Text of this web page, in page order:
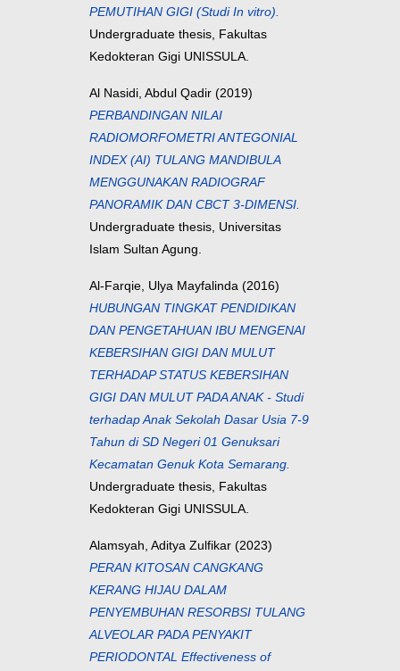
PEMUTIHAN GIGI (Studi In vitro).
Undergraduate thesis, Fakultas
Kedokteran Gigi UNISSULA.
Al Nasidi, Abdul Qadir (2019)
PERBANDINGAN NILAI
RADIOMORFOMETRI ANTEGONIAL
INDEX (AI) TULANG MANDIBULA
MENGGUNAKAN RADIOGRAF
PANORAMIK DAN CBCT 3-DIMENSI.
Undergraduate thesis, Universitas
Islam Sultan Agung.
Al-Farqie, Ulya Mayfalinda (2016)
HUBUNGAN TINGKAT PENDIDIKAN
DAN PENGETAHUAN IBU MENGENAI
KEBERSIHAN GIGI DAN MULUT
TERHADAP STATUS KEBERSIHAN
GIGI DAN MULUT PADA ANAK - Studi
terhadap Anak Sekolah Dasar Usia 7-9
Tahun di SD Negeri 01 Genuksari
Kecamatan Genuk Kota Semarang.
Undergraduate thesis, Fakultas
Kedokteran Gigi UNISSULA.
Alamsyah, Aditya Zulfikar (2023)
PERAN KITOSAN CANGKANG
KERANG HIJAU DALAM
PENYEMBUHAN RESORBSI TULANG
ALVEOLAR PADA PENYAKIT
PERIODONTAL Effectiveness of